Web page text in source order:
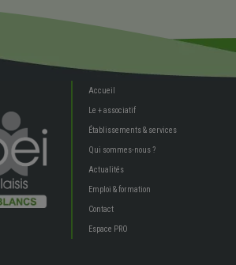
Accueil
Le + associatif
Établissements & services
Qui sommes-nous ?
Actualités
Emploi & formation
Contact
Espace PRO